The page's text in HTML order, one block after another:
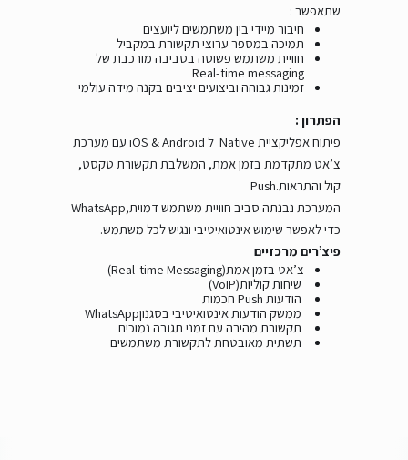
שתאפשר :
חיבור מיידי בין משתמשים ליועצים
תמיכה במספר ערוצי תקשורת במקביל
חוויית משתמש פשוטה בסביבה מורכבת של
Real-time messaging
זמינות גבוהה וביצועים יציבים בקנה מידה עולמי
הפתרון :
פיתוח אפליקציית Native ל iOS & Android עם מערכת
צ’אט מתקדמת בזמן אמת, המשלבת תקשורת טקסט,
קול והתראותPush.
המערכת נבנתה סביב חוויית משתמש דמויתWhatsApp,
כדי לאפשר שימוש אינטואיטיבי ונגיש לכל משתמש.
פיצ’רים מרכזיים
צ’אט בזמן אמת(Real-time Messaging)
שיחות קוליות(VoIP)
הודעות Push חכמות
ממשק הודעות אינטואיטיבי בסגנוןWhatsApp
תקשורת מהירה עם זמני תגובה נמוכים
תשתית מאובטחת לתקשורת משתמשים